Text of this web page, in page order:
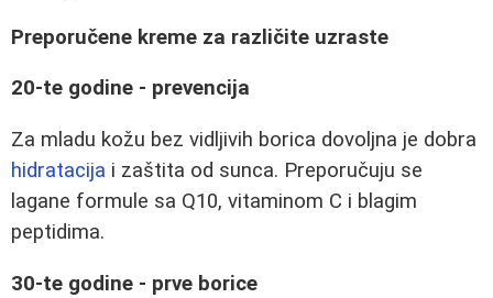
Preporučene kreme za različite uzraste
20-te godine - prevencija
Za mladu kožu bez vidljivih borica dovoljna je dobra
hidratacija i zaštita od sunca. Preporučuju se
lagane formule sa Q10, vitaminom C i blagim
peptidima.
30-te godine - prve borice